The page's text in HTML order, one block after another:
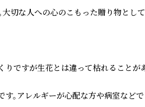
切な人への心のこもった贈り物として
ですが生花とは違って枯れることが
。アレルギーが心配な方や病室など